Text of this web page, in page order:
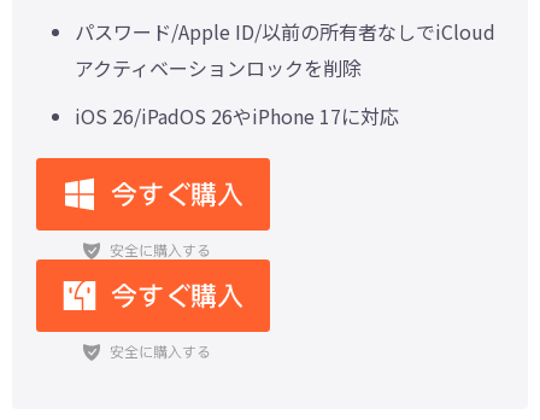
パスワード/Apple ID/以前の所有者なしでiCloud
アクティベーションロックを削除
iOS 26/iPadOS 26やiPhone 17に対応